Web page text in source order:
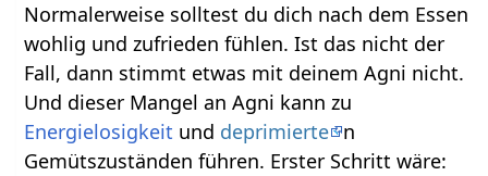
Normalerweise solltest du dich nach dem Essen
wohlig und zufrieden fühlen. Ist das nicht der
Fall, dann stimmt etwas mit deinem Agni nicht.
Und dieser Mangel an Agni kann zu
Energielosigkeit und deprimierte n
Gemütszuständen führen. Erster Schritt wäre: